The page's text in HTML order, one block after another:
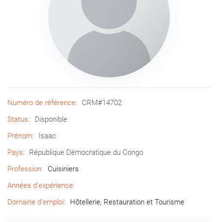
Numéro de référence:
CRM#14702
Status:
Disponible
Prénom:
Isaac
Pays:
République Démocratique du Congo
Profession:
Cuisiniers
Années d’expérience:
Domaine d’emploi:
Hôtellerie, Restauration et Tourisme